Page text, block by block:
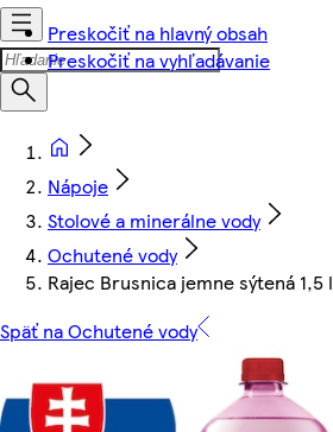
Preskočiť na hlavný obsah
Preskočiť na vyhľadávanie
Nápoje
Stolové a minerálne vody
Ochutené vody
Rajec Brusnica jemne sýtená 1,5 l
Späť na Ochutené vody